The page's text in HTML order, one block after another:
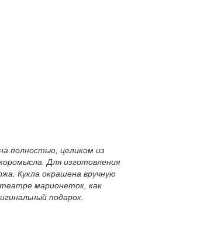
полностью, целиком из
Для изготовления
Кукла окрашена вручную
марионеток, как
подарок.